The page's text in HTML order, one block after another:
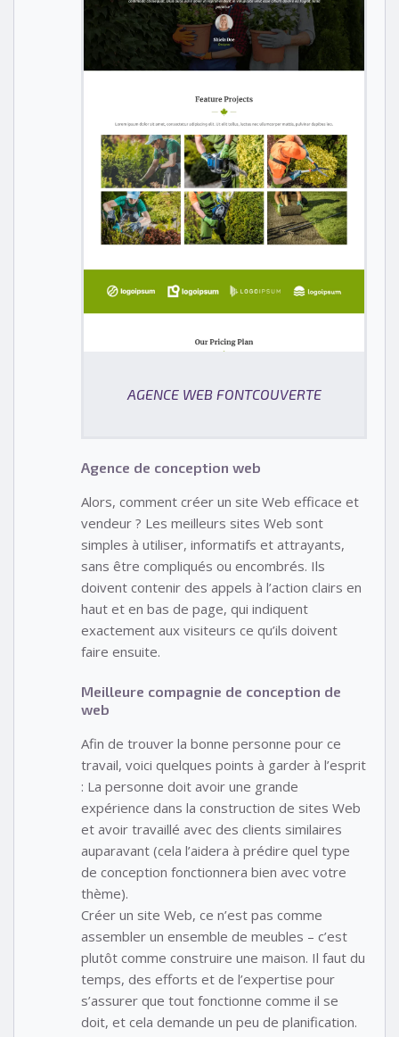
AGENCE WEB FONTCOUVERTE
Agence de conception web
Alors, comment créer un site Web efficace et
vendeur ? Les meilleurs sites Web sont
simples à utiliser, informatifs et attrayants,
sans être compliqués ou encombrés. Ils
doivent contenir des appels à l’action clairs en
haut et en bas de page, qui indiquent
exactement aux visiteurs ce qu’ils doivent
faire ensuite.
Meilleure compagnie de conception de
web
Afin de trouver la bonne personne pour ce
travail, voici quelques points à garder à l’esprit
: La personne doit avoir une grande
expérience dans la construction de sites Web
et avoir travaillé avec des clients similaires
auparavant (cela l’aidera à prédire quel type
de conception fonctionnera bien avec votre
thème).
Créer un site Web, ce n’est pas comme
assembler un ensemble de meubles – c’est
plutôt comme construire une maison. Il faut du
temps, des efforts et de l’expertise pour
s’assurer que tout fonctionne comme il se
doit, et cela demande un peu de planification.